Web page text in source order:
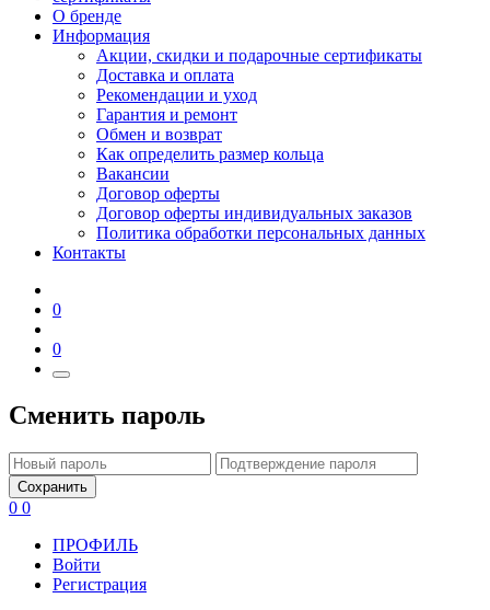
О бренде
Информация
Акции, скидки и подарочные сертификаты
Доставка и оплата
Рекомендации и уход
Гарантия и ремонт
Обмен и возврат
Как определить размер кольца
Вакансии
Договор оферты
Договор оферты индивидуальных заказов
Политика обработки персональных данных
Контакты
0
0
Сменить пароль
Сохранить
0 0
ПРОФИЛЬ
Войти
Регистрация